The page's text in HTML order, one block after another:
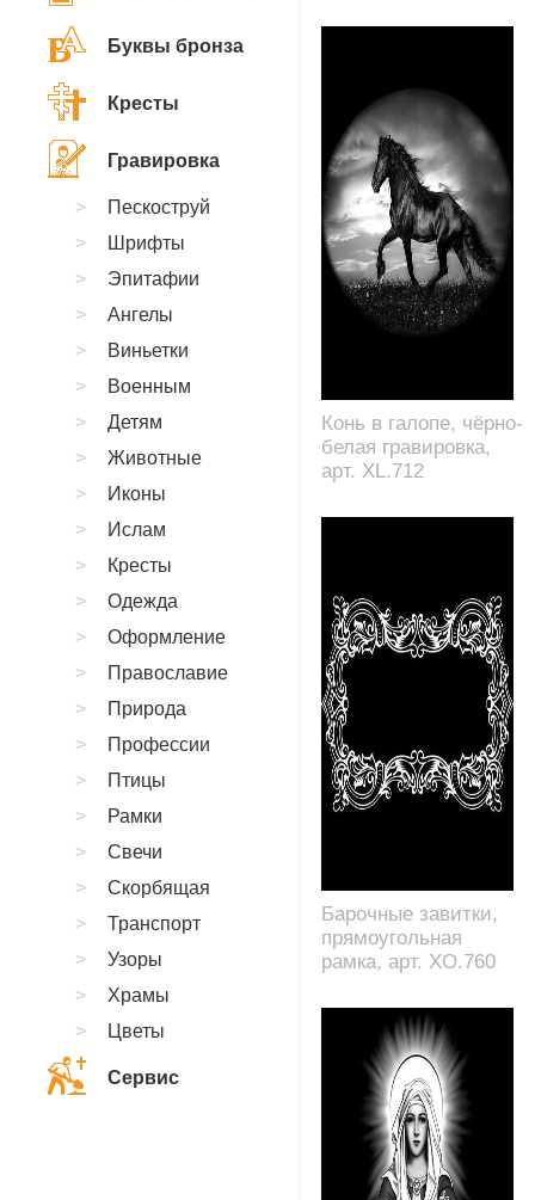
Конь в галопе, чёрно-
белая гравировка,
арт. XL.712
Барочные завитки,
прямоугольная
рамка, арт. XO.760
Буквы бронза
Кресты
Гравировка
Пескоструй
Шрифты
Эпитафии
Ангелы
Виньетки
Военным
Детям
Животные
Иконы
Ислам
Кресты
Одежда
Оформление
Православие
Природа
Профессии
Птицы
Рамки
Свечи
Скорбящая
Транспорт
Узоры
Храмы
Цветы
Сервис